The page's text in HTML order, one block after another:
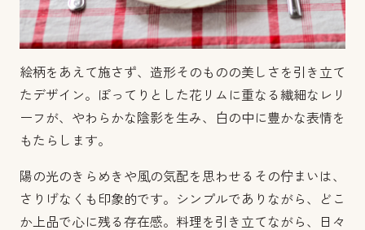
絵柄をあえて施さず、造形そのものの美しさを引き立て
たデザイン。ぽってりとした花リムに重なる繊細なレリ
ーフが、やわらかな陰影を生み、白の中に豊かな表情を
もたらします。
陽の光のきらめきや風の気配を思わせるその佇まいは、
さりげなくも印象的です。シンプルでありながら、どこ
か上品で心に残る存在感。料理を引き立てながら、日々